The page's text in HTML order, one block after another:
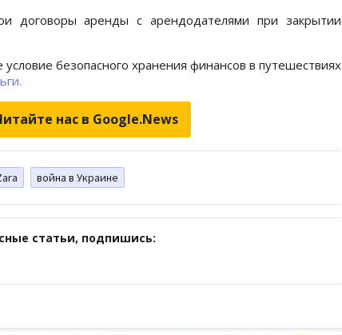
договоры аренды с арендодателями при закрытии
безопасного хранения финансов в путешествиях
нас в Google.News
война в Украине
статьи, подпишись: